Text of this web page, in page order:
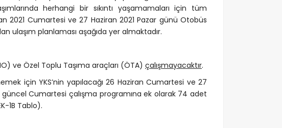
herhangi bir sıkıntı yaşamamaları için tüm
2021 Cumartesi ve 27 Haziran 2021 Pazar günü Otobüs
ulaşım planlaması aşağıda yer almaktadır.
ve Özel Toplu Taşıma araçları (ÖTA) çalışmayacaktır.
için YKS’nin yapılacağı 26 Haziran Cumartesi ve 27
Cumartesi çalışma programına ek olarak 74 adet
1B Tablo).